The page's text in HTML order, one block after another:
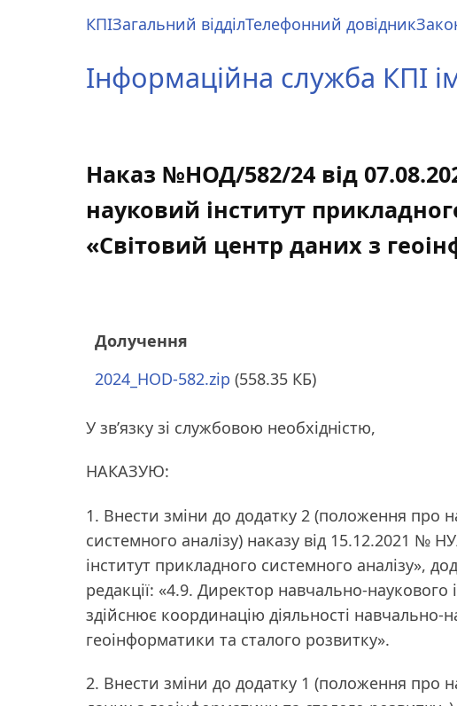
menu
КПІЗагальний відділТелефонний довідник
Інформаційна служба КПІ
Наказ №НОД/582/24 від
науковий інститут
«Світовий центр даних з
Долучення
2024_HOD-582.zip (558.35 КБ)
У зв’язку зі службовою необхідністю,
НАКАЗУЮ:
1. Внести зміни до додатку 2 (положення про
системного аналізу) наказу від 15.12.2021 №
інститут прикладного системного аналізу»,
редакції: «4.9. Директор навчально-наукового
здійснює координацію діяльності навчально-
геоінформатики та сталого розвитку».
2. Внести зміни до додатку 1 (положення про